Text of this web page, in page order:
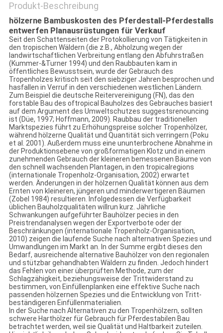
Produkt-Beschreibung
hölzerne Bambuskosten des Pferdestall-Pferdestalls
entwerfen Planausrüstungen für Verkauf
Seit den Schattenseiten der Protokollierung von Tätigkeiten in
den tropischen Wäldern (die z.B., Abholzung wegen der
landwirtschaftlichen Verbreitung entlang den Abfuhrstraßen
(Kummer-&Turner 1994) und den Raubbauten kam in
öffentliches Bewusstsein, wurde der Gebrauch des
Tropenholzes kritisch seit den siebziger Jahren besprochen und
hasfallen in Verruf in den verschiedenen westlichen Ländern.
Zum Beispiel die deutsche Reitervereinigung (FN), das den
forstable Bau des oftropical Bauholzes des Gebrauches basiert
auf dem Argument des Umweltschutzes suggestsrenouncing
ist (Düe, 1997; Hoffmann, 2009). Raubbau der traditionellen
Marktspezies führt zu Erhöhungspreise solcher Tropenhölzer,
während hölzerne Qualität und Quantität sich verringern (Poku
et al. 2001). Außerdem muss eine ununterbrochene Abnahme in
der Produktionsebene von großformatigen Klotz und in einem
zunehmenden Gebrauch der kleineren bemessenen Bäume von
den schnell wachsenden Plantagen, in den tropicalregions
(internationale Tropenholz-Organisation, 2002) erwartet
werden. Änderungen in der hölzernen Qualität können aus dem
Ernten von kleineren, jüngeren und minderwertigeren Bäumen
(Zobel 1984) resultieren. Infolgedessen die Verfügbarkeit
üblichen Bauholzqualitäten willrun kurz. Jährliche
Schwankungen aufgeführter Bauhölzer pecies in den
Preistrendanalysen wegen der Exportverbote oder der
Beschränkungen (internationale Tropenholz-Organisation,
2010) zeigen die laufende Suche nach alternativen Spezies und
Umwandlungen im Markt an. In der Summe ergibt dieses den
Bedarf, ausreichende alternative Bauhölzer von den regionalen
und stützbar gehandhabten Wäldern zu finden. Jedoch hindert
das Fehlen von einer überprüften Methode, zum der
Schlagzähigkeit, beziehungsweise der Trittwiderstand zu
bestimmen, von Einfüllenplanken eine effektive Suche nach
passenden hölzernen Spezies und die Entwicklung von Tritt-
beständigeren Einfüllenmaterialien.
In der Suche nach Alternativen zu den Tropenhölzern, sollten
schwere Harthölzer für Gebrauch für Pferdestabilen Bau
betrachtet werden, weil sie Qualität und Haltbarkeit zuteilen.